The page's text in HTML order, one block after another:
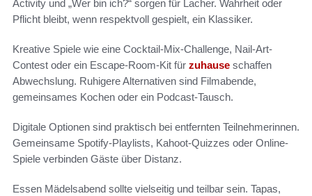
Activity und „Wer bin ich?“ sorgen für Lacher. Wahrheit oder
Pflicht bleibt, wenn respektvoll gespielt, ein Klassiker.
Kreative Spiele wie eine Cocktail-Mix-Challenge, Nail-Art-
Contest oder ein Escape-Room-Kit für zuhause schaffen
Abwechslung. Ruhigere Alternativen sind Filmabende,
gemeinsames Kochen oder ein Podcast-Tausch.
Digitale Optionen sind praktisch bei entfernten Teilnehmerinnen.
Gemeinsame Spotify-Playlists, Kahoot-Quizzes oder Online-
Spiele verbinden Gäste über Distanz.
Essen Mädelsabend sollte vielseitig und teilbar sein. Tapas,